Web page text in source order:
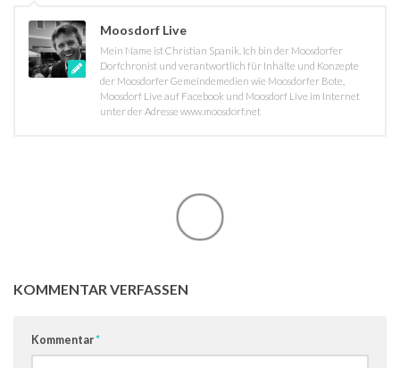
Moosdorf Live
Mein Name ist Christian Spanik. Ich bin der Moosdorfer
Dorfchronist und verantwortlich für Inhalte und Konzepte
der Moosdorfer Gemeindemedien wie Moosdorfer Bote,
Moosdorf Live auf Facebook und Moosdorf Live im Internet
unter der Adresse www.moosdorf.net
KOMMENTAR VERFASSEN
Kommentar*